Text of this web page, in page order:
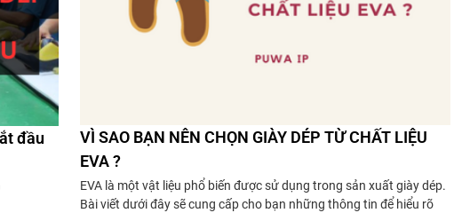
đầu
VÌ SAO BẠN NÊN CHỌN GIÀY DÉP TỪ CHẤT LIỆU
EVA ?
EVA là một vật liệu phổ biến được sử dụng trong sản xuất giày dép.
Bài viết dưới đây sẽ cung cấp cho bạn những thông tin để hiểu rõ